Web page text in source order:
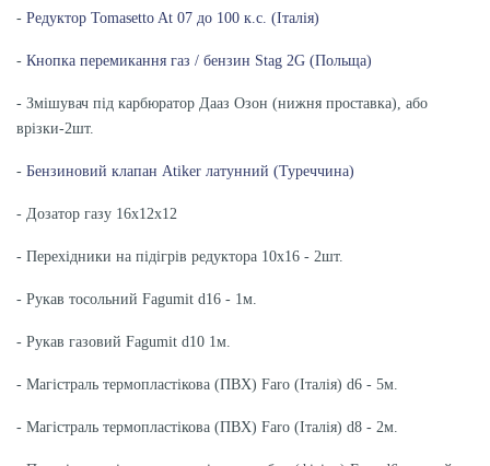
- Редуктор Tomasetto At 07 до 100 к.с. (Італія)
- Кнопка перемикання газ / бензин Stag 2G (Польща)
- Змішувач під карбюратор Дааз Озон (нижня проставка), або
врізки-2шт.
- Бензиновий клапан Atiker латунний (Туреччина)
- Дозатор газу 16х12х12
- Перехідники на підігрів редуктора 10х16 - 2шт.
- Рукав тосольний Fagumit d16 - 1м.
- Рукав газовий Fagumit d10 1м.
- Магістраль термопластікова (ПВХ) Faro (Італія) d6 - 5м.
- Магістраль термопластікова (ПВХ) Faro (Італія) d8 - 2м.